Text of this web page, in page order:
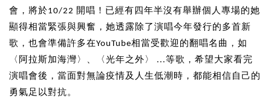
會，將於10/22 開唱！已經有四年半沒有舉辦個人專場的她
顯得相當緊張與興奮，她透露除了演唱今年發行的多首新
歌，也會準備許多在YouTube相當受歡迎的翻唱名曲，如
〈阿拉斯加海灣〉、〈光年之外〉 ...等歌，希望大家看完
演唱會後，當面對無論疫情及人生低潮時，都能相信自己的
勇氣足以對抗。